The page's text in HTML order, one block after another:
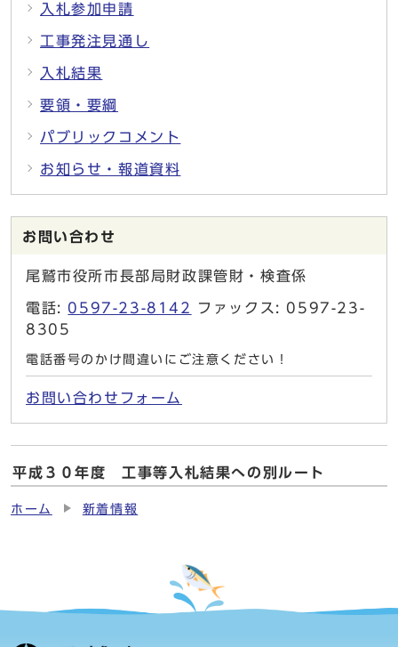
入札参加申請
工事発注見通し
入札結果
要領・要綱
パブリックコメント
お知らせ・報道資料
お問い合わせ
尾鷲市役所市長部局財政課管財・検査係
電話: 0597-23-8142
ファックス: 0597-23-
8305
電話番号のかけ間違いにご注意ください！
お問い合わせフォーム
平成３０年度 工事等入札結果への別ルート
ホーム 新着情報